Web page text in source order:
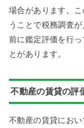
場合があります。
うことで税務調査
前に鑑定評価を行
とがあります。
不動産の賃貸の評
不動産の賃貸にお